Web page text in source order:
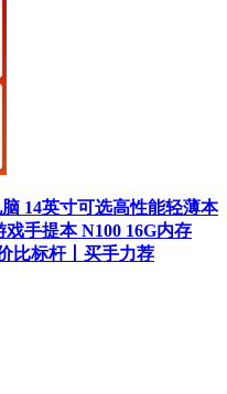
14英寸可选高性能轻薄本
手提本 N100 16G内存
比标杆丨买手力荐